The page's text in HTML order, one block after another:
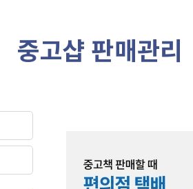
중고샵 판매관리